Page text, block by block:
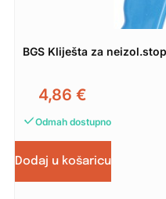
BGS Kliješta za
4,86 €
Odmah dostupno
Dodaj u košaricu